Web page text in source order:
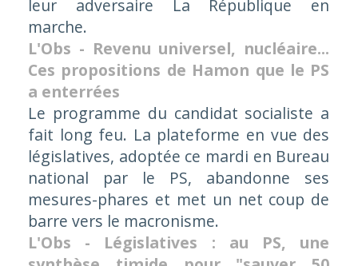
leur adversaire La République en
marche.
L'Obs - Revenu universel, nucléaire...
Ces propositions de Hamon que le PS
a enterrées
Le programme du candidat socialiste a
fait long feu. La plateforme en vue des
législatives, adoptée ce mardi en Bureau
national par le PS, abandonne ses
mesures-phares et met un net coup de
barre vers le macronisme.
L'Obs - Législatives : au PS, une